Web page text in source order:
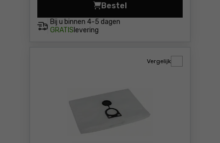
Bij u binnen 4-5 dagen
GRATIS levering
Bestel
Natfilterzakken Bosch
Vergelijk